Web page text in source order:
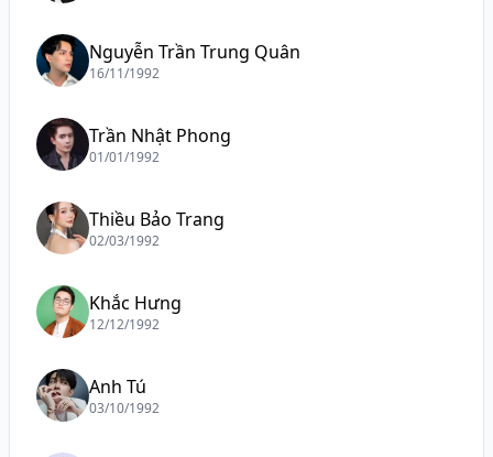
Nguyễn Trần Trung Quân
16/11/1992
Trần Nhật Phong
01/01/1992
Thiều Bảo Trang
02/03/1992
Khắc Hưng
12/12/1992
Anh Tú
03/10/1992